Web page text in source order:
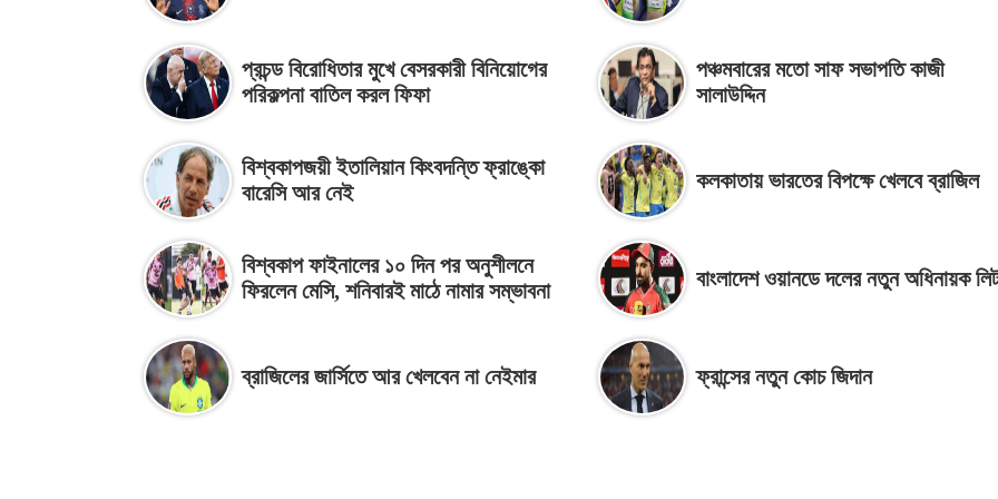
প্রচন্ড বিরোধিতার মুখে বেসরকারী বিনিয়োগের
পরিকল্পনা বাতিল করল ফিফা
পঞ্চমবারের মতো সাফ সভাপতি কাজী
সালাউদ্দিন
বিশ্বকাপজয়ী ইতালিয়ান কিংবদন্তি ফ্রাঙ্কো
বারেসি আর নেই
কলকাতায় ভারতের বিপক্ষে খেলবে ব্রাজিল
বিশ্বকাপ ফাইনালের ১০ দিন পর অনুশীলনে
ফিরলেন মেসি, শনিবারই মাঠে নামার সম্ভাবনা
বাংলাদেশ ওয়ানডে দলের নতুন অধিনায়ক
ব্রাজিলের জার্সিতে আর খেলবেন না নেইমার ফ্রান্সের নতুন কোচ জিদান